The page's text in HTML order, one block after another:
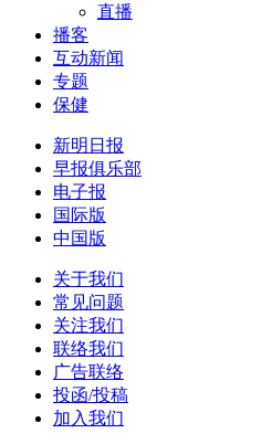
直播
播客
互动新闻
专题
保健
新明日报
早报俱乐部
电子报
国际版
中国版
关于我们
常见问题
关注我们
联络我们
广告联络
投函/投稿
加入我们